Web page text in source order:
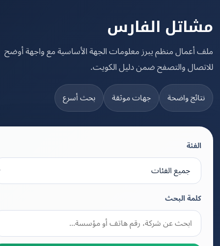
الفارس
منظم يبرز معلومات الجهة الأساسية مع واجهة أوضح
والتصفح ضمن دليل الكويت.
واضحة جهات موثقة بحث أسرع
كلمة البحث